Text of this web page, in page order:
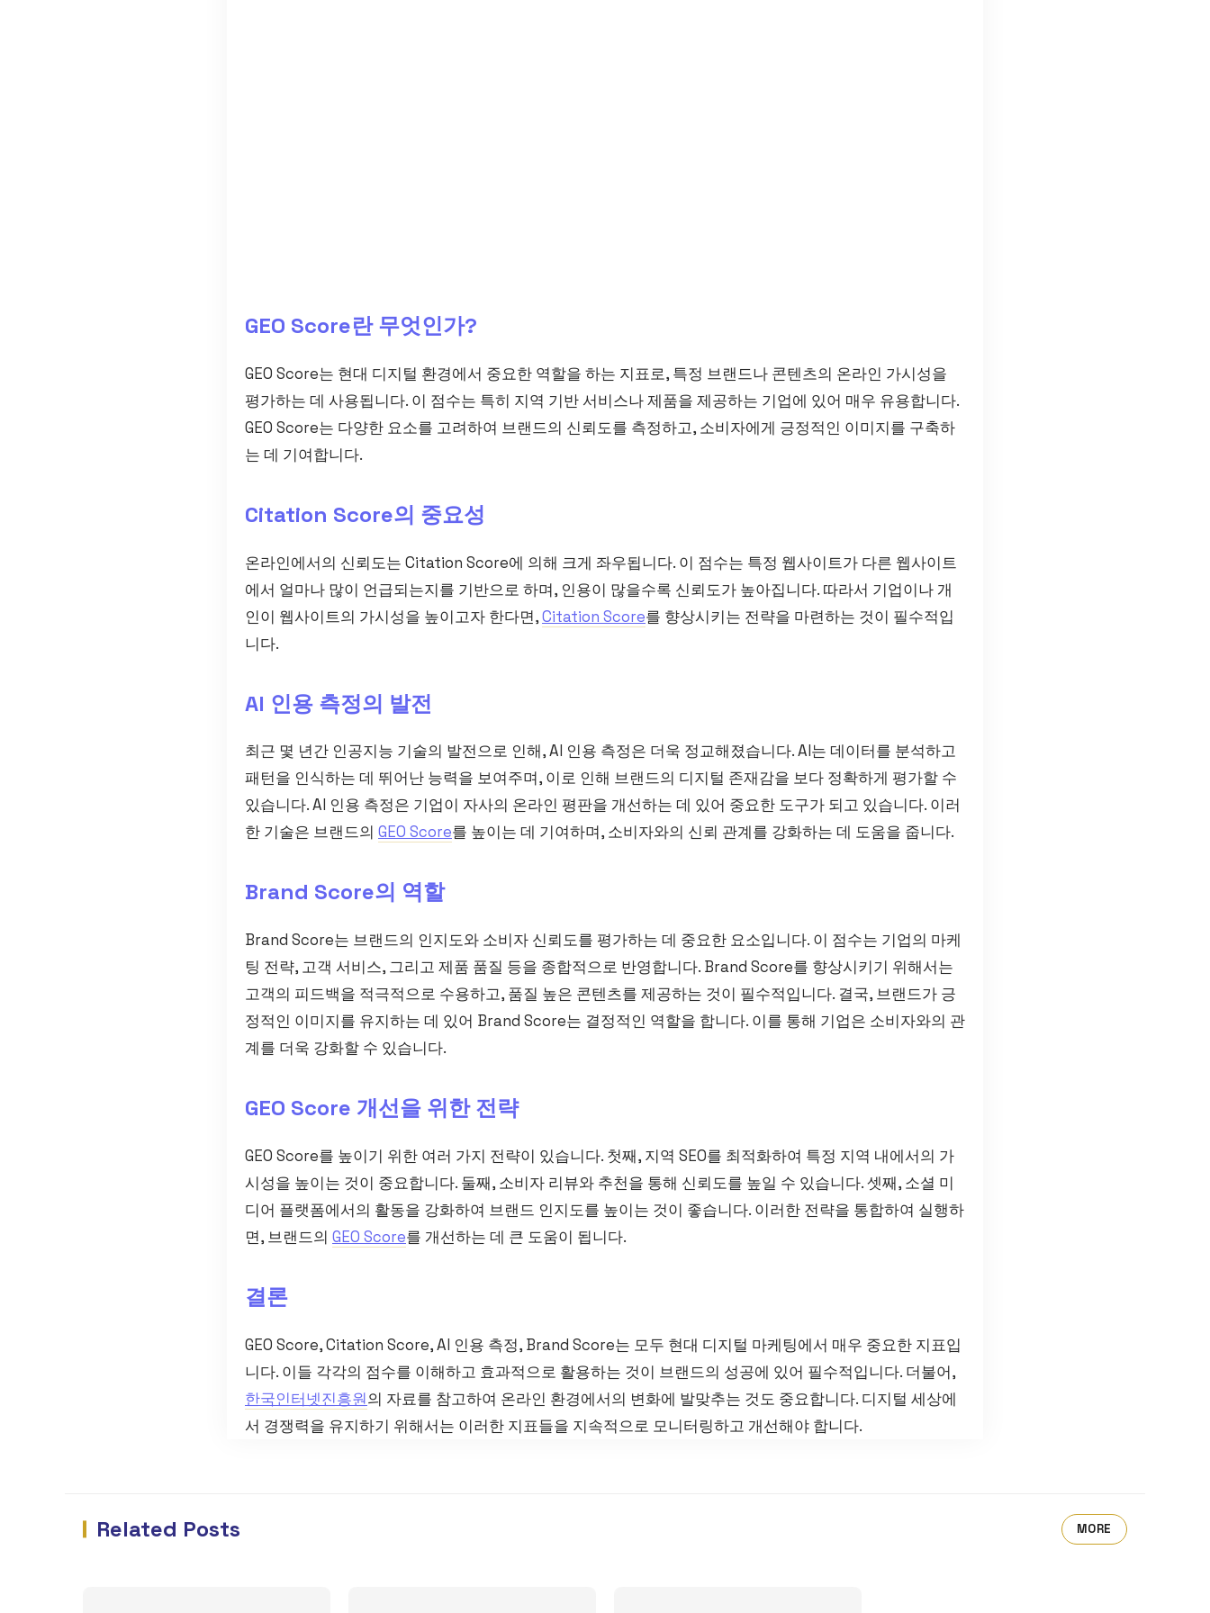
GEO Score란 무엇인가?
GEO Score는 현대 디지털 환경에서 중요한 역할을 하는 지표로, 특정 브랜드나 콘텐츠의 온라인 가시성을
평가하는 데 사용됩니다. 이 점수는 특히 지역 기반 서비스나 제품을 제공하는 기업에 있어 매우 유용합니다.
GEO Score는 다양한 요소를 고려하여 브랜드의 신뢰도를 측정하고, 소비자에게 긍정적인 이미지를 구축하
는 데 기여합니다.
Citation Score의 중요성
온라인에서의 신뢰도는 Citation Score에 의해 크게 좌우됩니다. 이 점수는 특정 웹사이트가 다른 웹사이트
에서 얼마나 많이 언급되는지를 기반으로 하며, 인용이 많을수록 신뢰도가 높아집니다. 따라서 기업이나 개
인이 웹사이트의 가시성을 높이고자 한다면,Citation Score를 향상시키는 전략을 마련하는 것이 필수적입
니다.
AI 인용 측정의 발전
최근 몇 년간 인공지능 기술의 발전으로 인해, AI 인용 측정은 더욱 정교해졌습니다. AI는 데이터를 분석하고
패턴을 인식하는 데 뛰어난 능력을 보여주며, 이로 인해 브랜드의 디지털 존재감을 보다 정확하게 평가할 수
있습니다. AI 인용 측정은 기업이 자사의 온라인 평판을 개선하는 데 있어 중요한 도구가 되고 있습니다. 이러
한 기술은 브랜드의 GEO Score를 높이는 데 기여하며, 소비자와의 신뢰 관계를 강화하는 데 도움을 줍니다.
Brand Score의 역할
Brand Score는 브랜드의 인지도와 소비자 신뢰도를 평가하는 데 중요한 요소입니다. 이 점수는 기업의 마케
팅 전략, 고객 서비스, 그리고 제품 품질 등을 종합적으로 반영합니다. Brand Score를 향상시키기 위해서는
고객의 피드백을 적극적으로 수용하고, 품질 높은 콘텐츠를 제공하는 것이 필수적입니다. 결국, 브랜드가 긍
정적인 이미지를 유지하는 데 있어 Brand Score는 결정적인 역할을 합니다. 이를 통해 기업은 소비자와의 관
계를 더욱 강화할 수 있습니다.
GEO Score 개선을 위한 전략
GEO Score를 높이기 위한 여러 가지 전략이 있습니다. 첫째, 지역 SEO를 최적화하여 특정 지역 내에서의 가
시성을 높이는 것이 중요합니다. 둘째, 소비자 리뷰와 추천을 통해 신뢰도를 높일 수 있습니다. 셋째, 소셜 미
디어 플랫폼에서의 활동을 강화하여 브랜드 인지도를 높이는 것이 좋습니다. 이러한 전략을 통합하여 실행하
면, 브랜드의 GEO Score를 개선하는 데 큰 도움이 됩니다.
결론
GEO Score, Citation Score, AI 인용 측정, Brand Score는 모두 현대 디지털 마케팅에서 매우 중요한 지표입
니다. 이들 각각의 점수를 이해하고 효과적으로 활용하는 것이 브랜드의 성공에 있어 필수적입니다. 더불어,
한국인터넷진흥원의 자료를 참고하여 온라인 환경에서의 변화에 발맞추는 것도 중요합니다. 디지털 세상에
서 경쟁력을 유지하기 위해서는 이러한 지표들을 지속적으로 모니터링하고 개선해야 합니다.
Related Posts MORE